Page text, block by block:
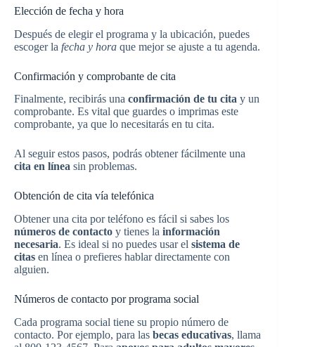
Elección de fecha y hora
Después de elegir el programa y la ubicación, puedes
escoger la fecha y hora que mejor se ajuste a tu agenda.
Confirmación y comprobante de cita
Finalmente, recibirás una confirmación de tu cita y un
comprobante. Es vital que guardes o imprimas este
comprobante, ya que lo necesitarás en tu cita.
Al seguir estos pasos, podrás obtener fácilmente una
cita en línea sin problemas.
Obtención de cita vía telefónica
Obtener una cita por teléfono es fácil si sabes los
números de contacto y tienes la información
necesaria. Es ideal si no puedes usar el sistema de
citas en línea o prefieres hablar directamente con
alguien.
Números de contacto por programa social
Cada programa social tiene su propio número de
contacto. Por ejemplo, para las becas educativas, llama